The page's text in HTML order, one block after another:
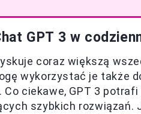
GPT 3 w
coraz większą
wykorzystać je także
. Co ciekawe, GPT 3
szybkich rozwiązań.